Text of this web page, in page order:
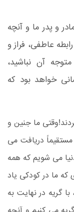
و پدر ما و آنچه
عاطفی، فراز و
آن نباشید،
خواهد بود که
وقتی ما جنین و
دریافت می
دنیا می شویم که همه
ما در کودکی یاد
گریه در نهایت به